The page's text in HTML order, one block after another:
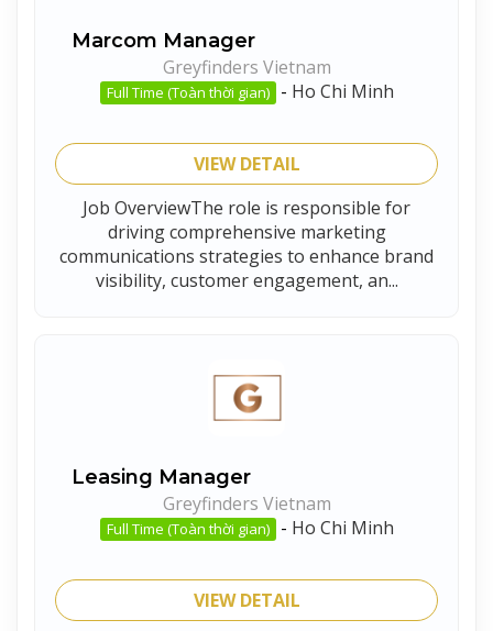
Marcom Manager
Greyfinders Vietnam
Full Time (Toàn thời gian) - Ho Chi Minh
VIEW DETAIL
Job OverviewThe role is responsible for
driving comprehensive marketing
communications strategies to enhance brand
visibility, customer engagement, an...
Leasing Manager
Greyfinders Vietnam
Full Time (Toàn thời gian) - Ho Chi Minh
VIEW DETAIL